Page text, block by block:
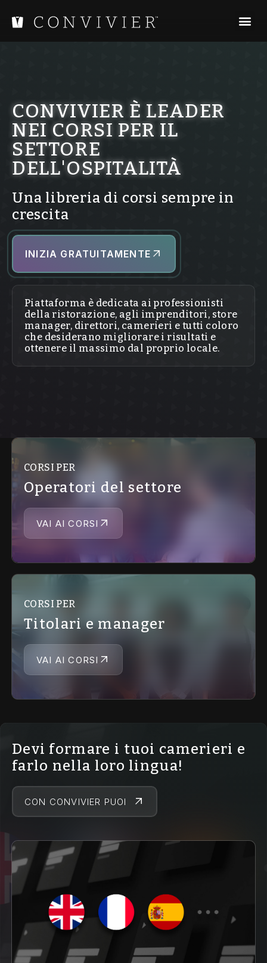
CONVIVIER È LEADER
NEI CORSI PER IL
SETTORE
DELL'OSPITALITÀ
Una libreria di corsi sempre in
crescita
INIZIA GRATUITAMENTE
Piattaforma è dedicata ai professionisti
della ristorazione, agli imprenditori, store
manager, direttori, camerieri e tutti coloro
che desiderano migliorare i risultati e
ottenere il massimo dal proprio locale.
CORSI PER
Operatori del settore
VAI AI CORSI
CORSI PER
Titolari e manager
VAI AI CORSI
Devi formare i tuoi camerieri e
farlo nella loro lingua!
CON CONVIVIER PUOI